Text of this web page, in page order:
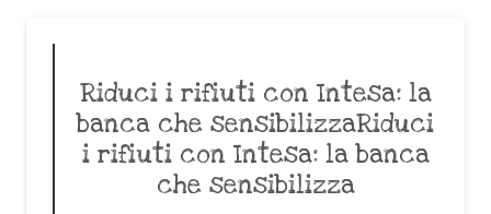
Riduci i rifiuti con Intesa: la
banca che sensibilizzaRiduci
i rifiuti con Intesa: la banca
che sensibilizza